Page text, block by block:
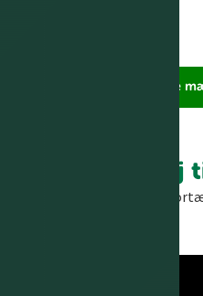
Se alle
Sig hej
Mød Adam og Emilie, der